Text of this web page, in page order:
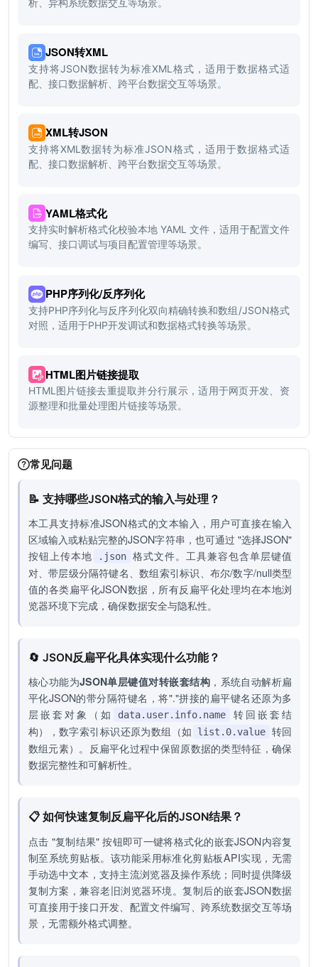
析、异构系统数据交互等场景。
JSON转XML
支持将JSON数据转为标准XML格式，适用于数据格式适
配、接口数据解析、跨平台数据交互等场景。
XML转JSON
支持将XML数据转为标准JSON格式，适用于数据格式适
配、接口数据解析、跨平台数据交互等场景。
YAML格式化
支持实时解析格式化校验本地 YAML 文件，适用于配置文件
编写、接口调试与项目配置管理等场景。
PHP序列化/反序列化
支持PHP序列化与反序列化双向精确转换和数组/JSON格式
对照，适用于PHP开发调试和数据格式转换等场景。
HTML图片链接提取
HTML图片链接去重提取并分行展示，适用于网页开发、资
源整理和批量处理图片链接等场景。
常见问题
📝 支持哪些JSON格式的输入与处理？
本工具支持标准JSON格式的文本输入，用户可直接在输入
区域输入或粘贴完整的JSON字符串，也可通过 "选择JSON"
按钮上传本地
.json 格式文件。工具兼容包含单层键值
对、带层级分隔符键名、数组索引标识、布尔/数字/null类型
值的各类扁平化JSON数据，所有反扁平化处理均在本地浏
览器环境下完成，确保数据安全与隐私性。
🔄 JSON反扁平化具体实现什么功能？
核心功能为JSON单层键值对转嵌套结构 ，系统自动解析扁
平化JSON的带分隔符键名，将"."拼接的扁平键名还原为多
层嵌套对象（如
data.user.info.name
转回嵌套结
构），数字索引标识还原为数组（如
list.0.value 转回
数组元素）。反扁平化过程中保留原数据的类型特征，确保
数据完整性和可解析性。
📋 如何快速复制反扁平化后的JSON结果？
点击 "复制结果" 按钮即可一键将格式化的嵌套JSON内容复
制至系统剪贴板。该功能采用标准化剪贴板API实现，无需
手动选中文本，支持主流浏览器及操作系统；同时提供降级
复制方案，兼容老旧浏览器环境。复制后的嵌套JSON数据
可直接用于接口开发、配置文件编写、跨系统数据交互等场
景，无需额外格式调整。